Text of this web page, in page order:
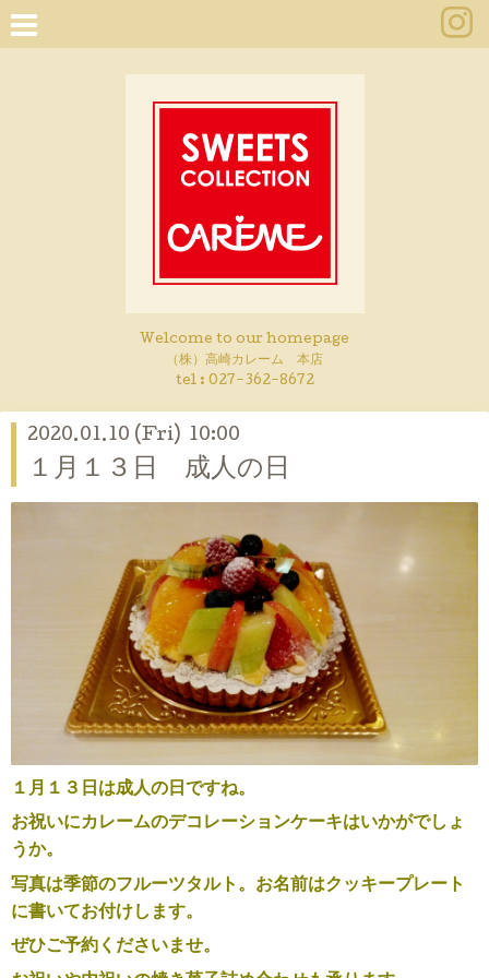
Welcome to our homepage
（株）高崎カレーム 本店
tel : 027-362-8672
2020.01.10 (Fri) 10:00
１月１３日 成人の日
１月１３日は成人の日ですね。
お祝いにカレームのデコレーションケーキはいかがでしょ
うか。
写真は季節のフルーツタルト。お名前はクッキープレート
に書いてお付けします。
ぜひご予約くださいませ。